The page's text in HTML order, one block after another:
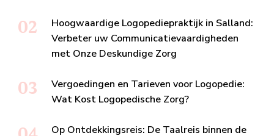
Hoogwaardige Logopediepraktijk in Salland:
Verbeter uw Communicatievaardigheden
met Onze Deskundige Zorg
Vergoedingen en Tarieven voor Logopedie:
Wat Kost Logopedische Zorg?
Op Ontdekkingsreis: De Taalreis binnen de